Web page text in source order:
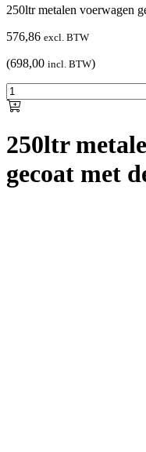
250ltr metalen voerwagen
576,86 excl. BTW
(698,00 incl. BTW)
250ltr
gecoat met